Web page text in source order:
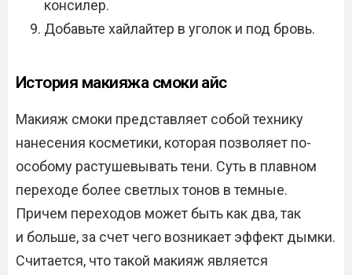
консилер.
Добавьте хайлайтер в уголок и под бровь.
История макияжа смоки айс
Макияж смоки представляет собой технику
нанесения косметики, которая позволяет по-
особому растушевывать тени. Суть в плавном
переходе более светлых тонов в темные.
Причем переходов может быть как два, так
и больше, за счет чего возникает эффект дымки.
Считается, что такой макияж является